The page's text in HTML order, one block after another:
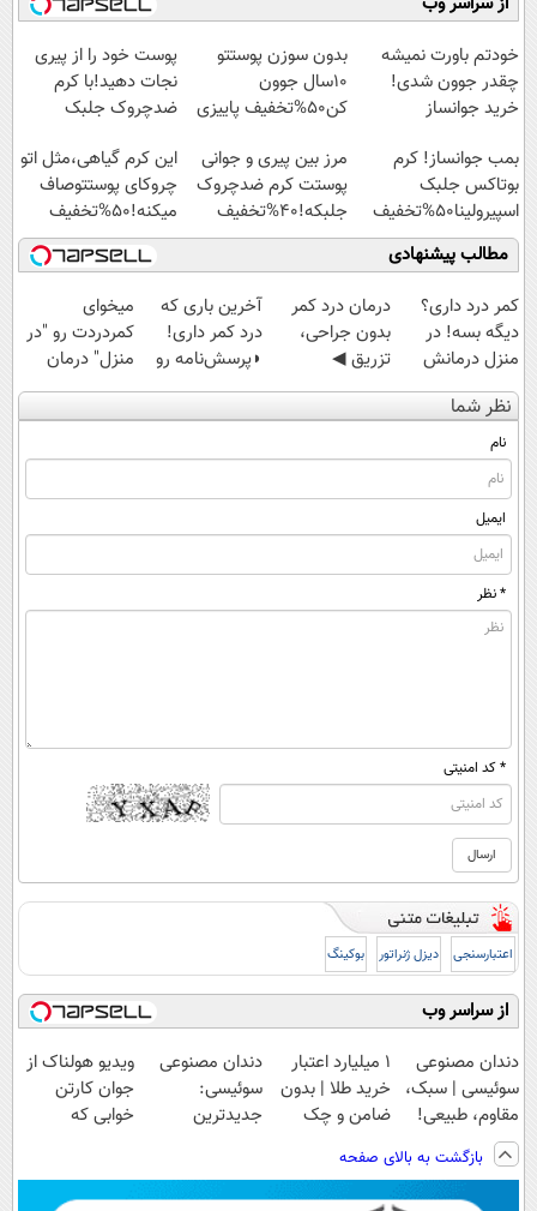
سبک و مقاوم |
پرداخت قسطی
امشب)
آموزش رایگان
◗پرسش‌نامه◖
خودتم باورت نمیشه
چقدر جوون شدی!
خرید جوانساز
ویژه
بدون سوزن پوستتو
10سال جوون
کن50%تخفیف پاییزی
پوست خود را از پیری
نجات دهید!با کرم
ضدچروک جلبک
بمب جوانساز! کرم
بوتاکس جلبک
اسپیرولینا50%تخفیف
مرز بین پیری و جوانی
پوستت کرم ضدچروک
جلبکه!40%تخفیف
این کرم گیاهی،مثل اتو
چروکای پوستتوصاف
میکنه!50%تخفیف
مطالب پیشنهادی
کمر درد داری؟
دیگه بسه! در
منزل درمانش
کن
(◀پرسش‌نامه)
درمان درد کمر
بدون جراحی،
تزریق ◀
پرسش‌نامه رو پر
کن ▶
آخرین باری که
درد کمر داری!
◗پرسش‌نامه رو
پر کن◖
میخوای
کمردردت رو "در
منزل" درمان
کنی؟ (◂فیلم +
◂پرسش‌نامه)
نظر شما
نام
ایمیل
* نظر
* کد امنیتی
اعتبارسنجی دیزل ژنراتور بوکینگ
از سراسر وب
دندان مصنوعی
سوئیسی | سبک،
مقاوم، طبیعی!
ویزیت
رایگان+پرداخت
اقساطی😍
۱ میلیارد اعتبار
خرید طلا | بدون
ضامن و چک
دندان مصنوعی
سوئیسی:
جدیدترین
پرداخت قسطی
ویدیو هولناک از
جوان کارتن
خوابی که
بازگشت به بالای صفحه